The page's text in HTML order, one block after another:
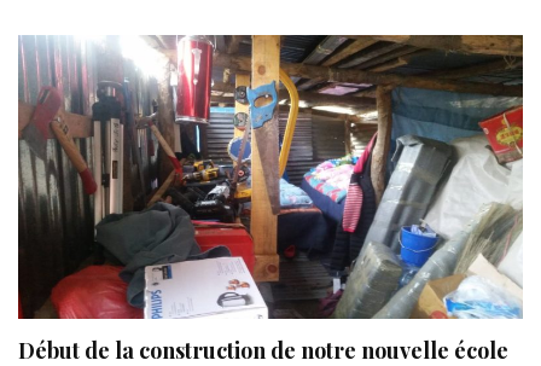
Début de la construction de notre nouvelle école